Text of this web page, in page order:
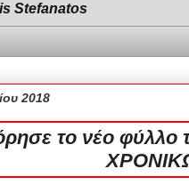
Stefanatos
2018
το νέο